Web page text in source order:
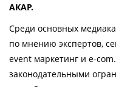
АКАР.
Среди основных
по мнению экспертов,
event маркетинг и e-
законодательными